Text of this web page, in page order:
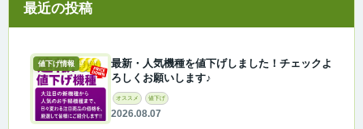
最近の投稿
値下げ情報
最新・人気機種を値下げしました！チェックよ
ろしくお願いします♪
オススメ 値下げ
2026.08.07